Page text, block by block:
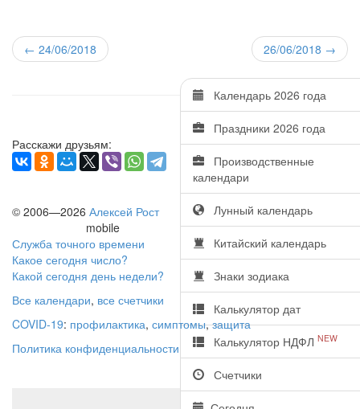
← 24/06/2018 26/06/2018 →
Календарь 2026 года
Праздники 2026 года
Производственные
календари
Лунный календарь
Китайский календарь
Знаки зодиака
Калькулятор дат
Калькулятор НДФЛ NEW
Счетчики
Расскажи друзьям:
© 2006—2026 Алексей Рост
mobile
Служба точного времени
Какое сегодня число?
Какой сегодня день недели?
Все календари, все счетчики
COVID-19: профилактика, симптомы,защита
Политика конфиденциальности